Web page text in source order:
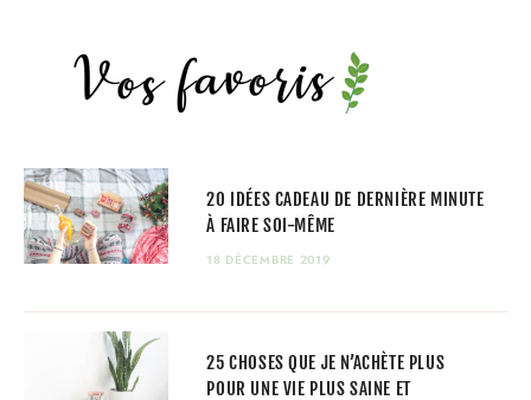
20 IDÉES CADEAU DE DERNIÈRE MINUTE
À FAIRE SOI-MÊME
18 DÉCEMBRE 2019
25 CHOSES QUE JE N’ACHÈTE PLUS
POUR UNE VIE PLUS SAINE ET